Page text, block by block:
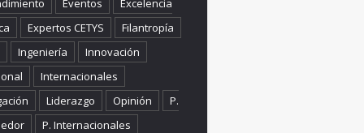
Eventos
Excelencia
Expertos CETYS
Filantropía
Ingeniería
Innovación
Internacionales
Liderazgo Opinión
P.
P. Internacionales